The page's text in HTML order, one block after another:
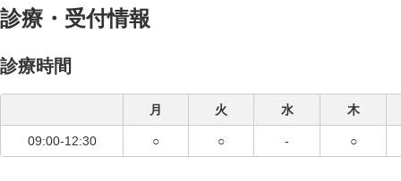
診療・受付情報
診療時間
月 火 水 木
09:00-12:30 ○ ○ - ○